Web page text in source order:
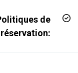
de
réservation: